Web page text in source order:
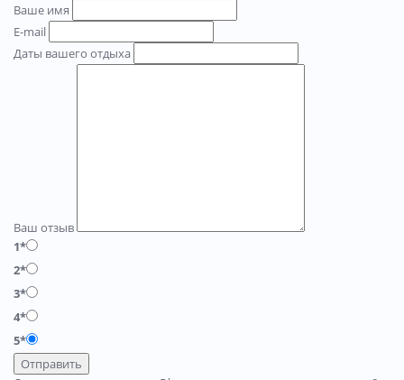
Ваше имя
E-mail
Даты вашего отдыха
Ваш отзыв
1*
2*
3*
4*
5*
Отправить